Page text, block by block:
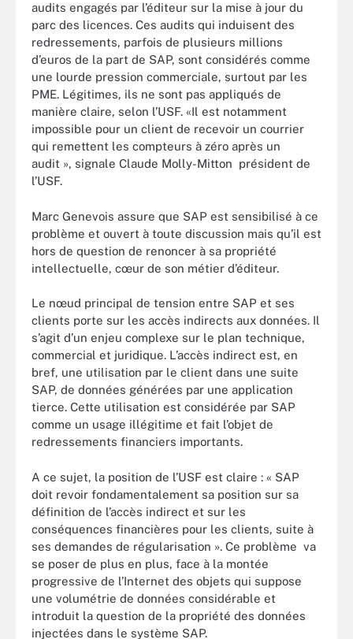
audits engagés par l’éditeur sur la mise à jour du
parc des licences. Ces audits qui induisent des
redressements, parfois de plusieurs millions
d’euros de la part de SAP, sont considérés comme
une lourde pression commerciale, surtout par les
PME. Légitimes, ils ne sont pas appliqués de
manière claire, selon l’USF. «Il est notamment
impossible pour un client de recevoir un courrier
qui remettent les compteurs à zéro après un
audit », signale Claude Molly-Mitton président de
l’USF.
Marc Genevois assure que SAP est sensibilisé à ce
problème et ouvert à toute discussion mais qu’il est
hors de question de renoncer à sa propriété
intellectuelle, cœur de son métier d’éditeur.
Le nœud principal de tension entre SAP et ses
clients porte sur les accès indirects aux données. Il
s’agit d’un enjeu complexe sur le plan technique,
commercial et juridique. L’accès indirect est, en
bref, une utilisation par le client dans une suite
SAP, de données générées par une application
tierce. Cette utilisation est considérée par SAP
comme un usage illégitime et fait l’objet de
redressements financiers importants.
A ce sujet, la position de l’USF est claire : « SAP
doit revoir fondamentalement sa position sur sa
définition de l’accès indirect et sur les
conséquences financières pour les clients, suite à
ses demandes de régularisation ». Ce problème va
se poser de plus en plus, face à la montée
progressive de l’Internet des objets qui suppose
une volumétrie de données considérable et
introduit la question de la propriété des données
injectées dans le système SAP.